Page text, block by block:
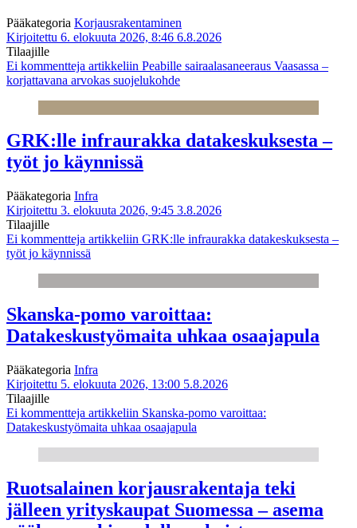
Pääkategoria Korjausrakentaminen
Kirjoitettu 6. elokuuta 2026, 8:46 6.8.2026
Tilaajille
Ei kommentteja artikkeliin Peabille sairaalasaneeraus Vaasassa –
korjattavana arvokas suojelukohde
GRK:lle infraurakka datakeskuksesta –
työt jo käynnissä
Pääkategoria Infra
Kirjoitettu 3. elokuuta 2026, 9:45 3.8.2026
Tilaajille
Ei kommentteja artikkeliin GRK:lle infraurakka datakeskuksesta –
työt jo käynnissä
Skanska-pomo varoittaa:
Datakeskustyömaita uhkaa osaajapula
Pääkategoria Infra
Kirjoitettu 5. elokuuta 2026, 13:00 5.8.2026
Tilaajille
Ei kommentteja artikkeliin Skanska-pomo varoittaa:
Datakeskustyömaita uhkaa osaajapula
Ruotsalainen korjausrakentaja teki
jälleen yrityskaupat Suomessa – asema